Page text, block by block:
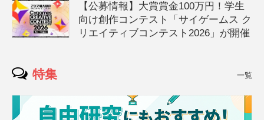
【公募情報】大賞賞金100万円！学生
向け創作コンテスト「サイゲームス ク
リエイティブコンテスト2026」が開催
特集 一覧